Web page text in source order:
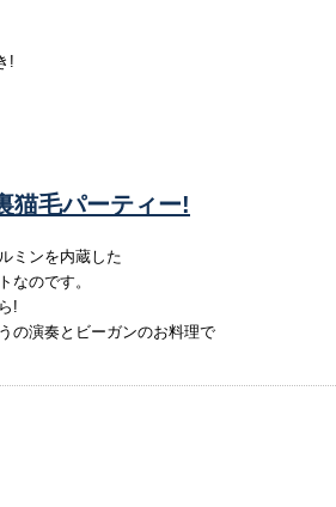
!
猫毛パーティー!
ミンを内蔵した
なのです。
!
の演奏とビーガンのお料理で